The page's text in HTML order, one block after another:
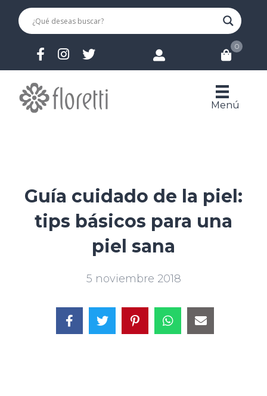
0
Menú
Guía cuidado de la piel:
tips básicos para una
piel sana
5 noviembre 2018